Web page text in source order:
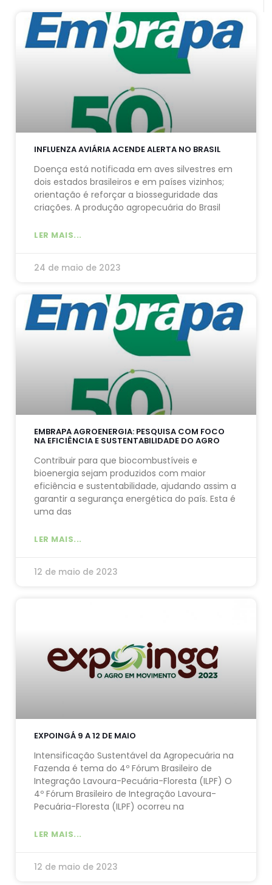
INFLUENZA AVIÁRIA ACENDE ALERTA NO BRASIL
Doença está notificada em aves silvestres em
dois estados brasileiros e em países vizinhos;
orientação é reforçar a biosseguridade das
criações. A produção agropecuária do Brasil
LER MAIS...
24 de maio de 2023
EMBRAPA AGROENERGIA: PESQUISA COM FOCO
NA EFICIÊNCIA E SUSTENTABILIDADE DO AGRO
Contribuir para que biocombustíveis e
bioenergia sejam produzidos com maior
eficiência e sustentabilidade, ajudando assim a
garantir a segurança energética do país. Esta é
uma das
LER MAIS...
12 de maio de 2023
EXPOINGÁ 9 A 12 DE MAIO
Intensificação Sustentável da Agropecuária na
Fazenda é tema do 4º Fórum Brasileiro de
Integração Lavoura-Pecuária-Floresta (ILPF) O
4º Fórum Brasileiro de Integração Lavoura-
Pecuária-Floresta (ILPF) ocorreu na
LER MAIS...
12 de maio de 2023